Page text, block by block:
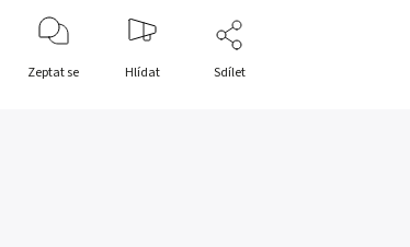
Zeptat se Hlídat Sdílet